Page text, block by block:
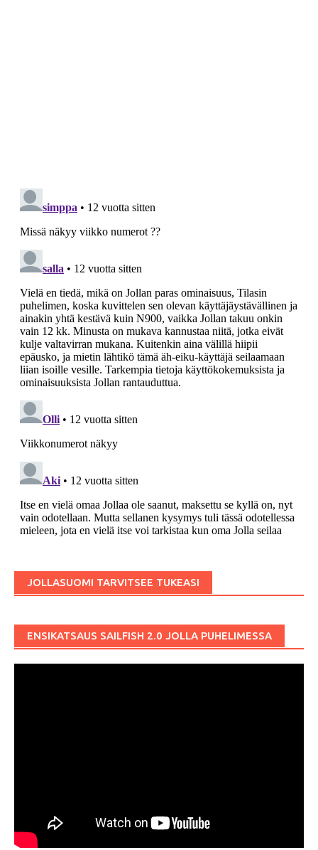
JOLLASUOMI TARVITSEE TUKEASI
ENSIKATSAUS SAILFISH 2.0 JOLLA PUHELIMESSA